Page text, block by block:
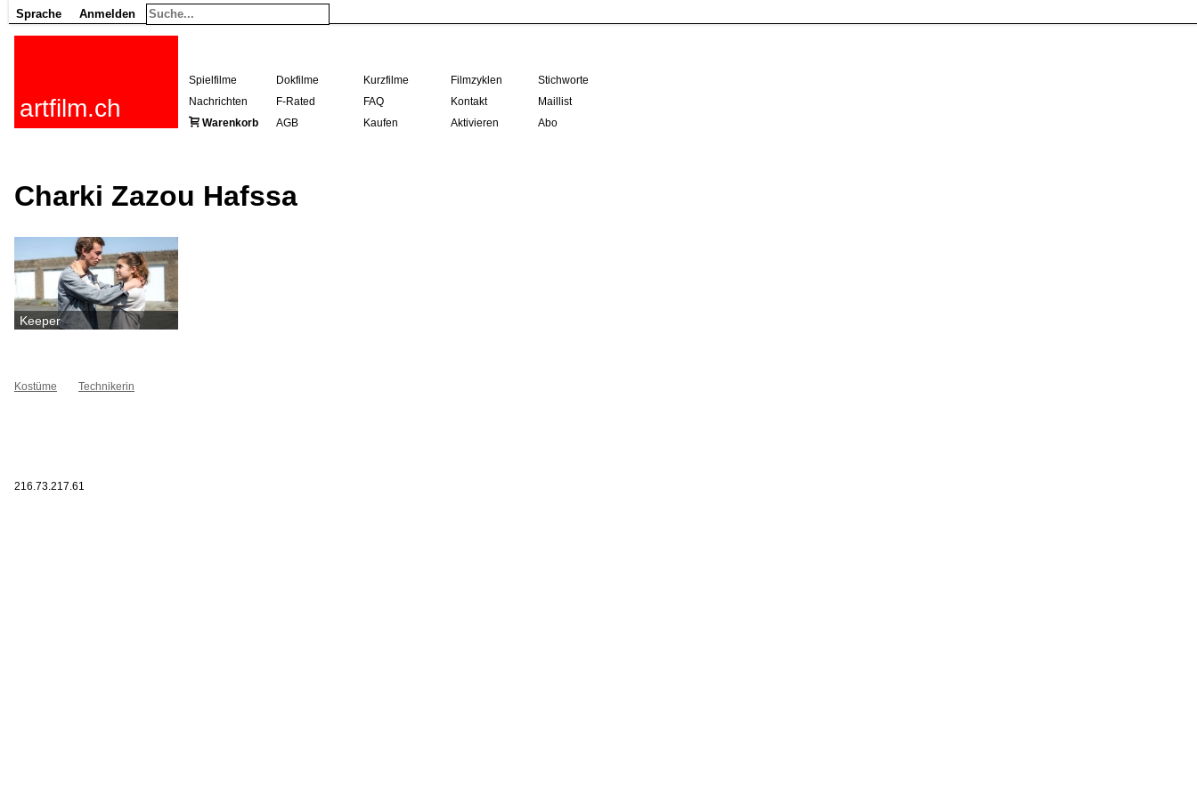
Sprache Anmelden
artfilm.ch
Spielfilme Dokfilme Kurzfilme Filmzyklen
Stichworte
Nachrichten
F-Rated FAQ Kontakt
Maillist
Warenkorb
AGB Kaufen Aktivieren Abo
Charki Zazou Hafssa
Keeper
Kostüme Technikerin
216.73.217.61